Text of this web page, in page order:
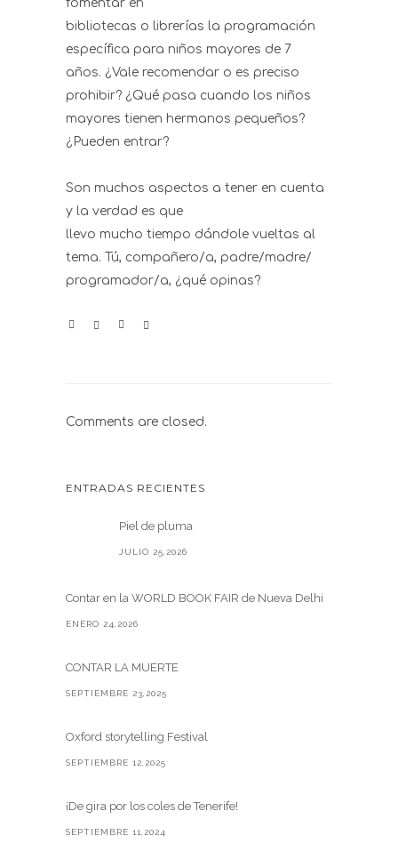
fomentar en
bibliotecas o librerías la programación
específica para niños mayores de 7
años. ¿Vale recomendar o es preciso
prohibir? ¿Qué pasa cuando los niños
mayores tienen hermanos pequeños?
¿Pueden entrar?
Son muchos aspectos a tener en cuenta
y la verdad es que
llevo mucho tiempo dándole vueltas al
tema. Tú, compañero/a, padre/madre/
programador/a, ¿qué opinas?
Comments are closed.
ENTRADAS RECIENTES
Piel de pluma
JULIO 25,2026
Contar en la WORLD BOOK FAIR de Nueva Delhi
ENERO 24,2026
CONTAR LA MUERTE
SEPTIEMBRE 23,2025
Oxford storytelling Festival
SEPTIEMBRE 12,2025
¡De gira por los coles de Tenerife!
SEPTIEMBRE 11,2024